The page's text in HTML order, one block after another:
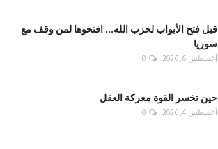
قبل فتح الأبواب لحزب الله... افتحوها لمن وقف مع
سوريا
أغسطس 6, 2026 0
حين تخسر القوة معركة العقل
أغسطس 4, 2026 0